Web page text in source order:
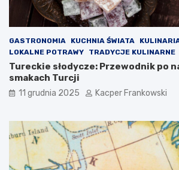
GASTRONOMIA KUCHNIA ŚWIATA
LOKALNE POTRAWY
TRADYCJE KULINARNE
Tureckie słodycze: Przewodnik po
smakach Turcji
11 grudnia 2025 Kacper Frankowski